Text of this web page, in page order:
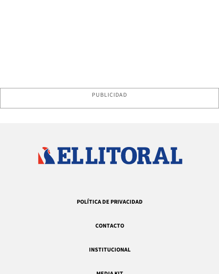
PUBLICIDAD
POLÍTICA DE PRIVACIDAD
CONTACTO
INSTITUCIONAL